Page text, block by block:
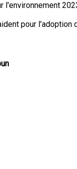
l'environnement
pour